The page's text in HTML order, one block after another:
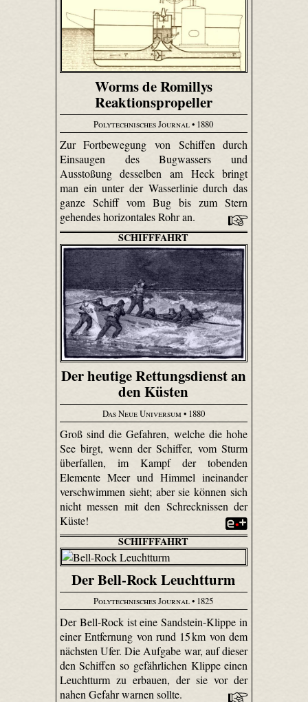
Worms de Romillys
Reaktionspropeller
Polytechnisches Journal• 1880
Zur Fortbewegung von Schiffen durch
Einsaugen des Bug­wassers und
Ausstoßung desselben am Heck bringt
man ein unter der Wasserlinie durch das
ganze Schiff vom Bug bis zum Stern
gehendes horizontales Rohr an.
SCHIFFFAHRT
Der heutige Rettungsdienst an
den Küsten
Das Neue Universum• 1880
Groß sind die Gefahren, welche die hohe
See birgt, wenn der Schiffer, vom Sturm
überfallen, im Kampf der tobenden
Elemente Meer und Himmel ineinander
verschwimmen sieht; aber sie können sich
nicht messen mit den Schrecknissen der
Küste!
SCHIFFFAHRT
Der Bell-Rock Leuchtturm
Polytechnisches Journal• 1825
Der Bell-Rock ist eine Sandstein-Klippe in
einer Entfernung von rund 15 km von dem
nächsten Ufer. Die Aufgabe war, auf dieser
den Schiffen so gefährlichen Klippe einen
Leuchtturm zu erbauen, der sie vor der
nahen Gefahr warnen sollte.